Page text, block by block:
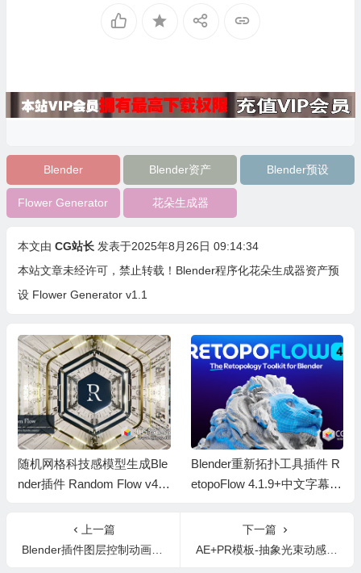
Blender Blender资产 Blender预设
Flower Generator 花朵生成器
本文由 CG站长 发表于2025年8月26日 09:14:34
本站文章未经许可，禁止转载！ Blender程序化花朵生成器资产预
设 Flower Generator v1.1
随机网格科技感模型生成Ble
nder插件 Random Flow v4.
Blender重新拓扑工具插件 R
etopoFlow 4.1.9+中文字幕教
上一篇
Blender插件图层控制动画 Animation Layers V2.2.6
下一篇
AE+PR模板-抽象光束动感霓虹光线文字标题动画 Neon Light Rays Titles